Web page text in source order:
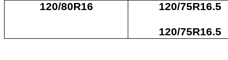
120/80R16
120/75R16.5
120/75R16.5